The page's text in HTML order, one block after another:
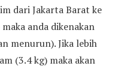
dari Jakarta Barat ke
anda dikenakan
menurun). Jika lebih
(3.4 kg) maka akan